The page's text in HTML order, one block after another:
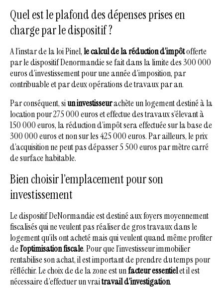
Quel est le plafond des dépenses prises en
charge par le dispositif ?
A l’instar de la loi Pinel,le calcul de la réduction d’impôtofferte
par le dispositif Denormandie se fait dans la limite des 300 000
euros d’investissement pour une année d’imposition, par
contribuable et par deux opérations de travaux par an.
Par conséquent, siun investisseurachète un logement destiné à la
location pour 275 000 euros et effectue des travaux s’élevant à
150 000 euros, la réduction d’impôt sera effectuée sur la base de
300 000 euros et non sur les 425 000 euros. Par ailleurs, le prix
d’acquisition ne peut pas dépasser 5 500 euros par mètre carré
de surface habitable.
Bien choisir l’emplacement pour son
investissement
Le dispositif DeNormandie est destiné aux foyers moyennement
fiscalisés qui ne veulent pas réaliser de gros travaux dans le
logement qu’ils ont acheté mais qui veulent quand même profiter
del’optimisation fiscale. Pour que l’investisseur immobilier
rentabilise son achat, il est important de prendre du temps pour
réfléchir. Le choix de de la zone est unfacteur essentielet il est
nécessaire d’effectuer un vraitravail d’investigation.